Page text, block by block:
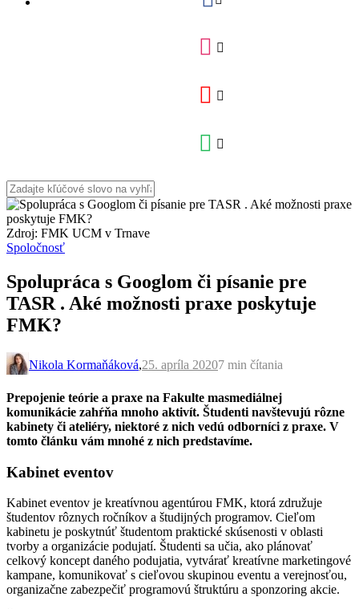
Zdroj: FMK UCM v Trnave
Spoločnosť
Spolupráca s Googlom či písanie pre
TASR . Aké možnosti praxe poskytuje
FMK?
Nikola Kormaňáková,25. apríla 20207 min čítania
Prepojenie teórie a praxe na Fakulte masmediálnej
komunikácie zahŕňa mnoho aktivít. Študenti navštevujú rôzne
kabinety či ateliéry, niektoré z nich vedú odborníci z praxe. V
tomto článku vám mnohé z nich predstavíme.
Kabinet eventov
Kabinet eventov je kreatívnou agentúrou FMK, ktorá združuje
študentov rôznych ročníkov a študijných programov. Cieľom
kabinetu je poskytnúť študentom praktické skúsenosti v oblasti
tvorby a organizácie podujatí. Študenti sa učia, ako plánovať
celkový koncept daného podujatia, vytvárať kreatívne marketingové
kampane, komunikovať s cieľovou skupinou eventu a verejnosťou,
organizačne zabezpečiť programovú štruktúru a sponzoring akcie.